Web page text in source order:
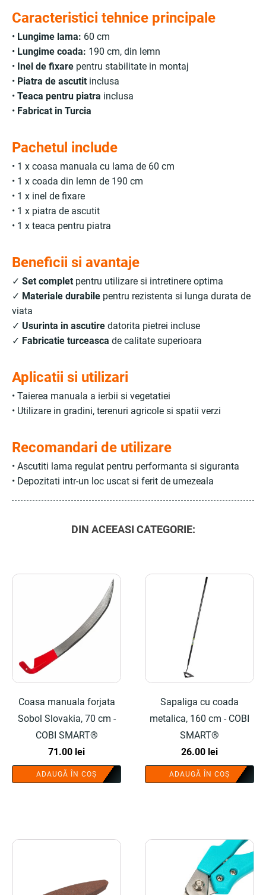
Caracteristici tehnice principale
• Lungime lama: 60 cm
• Lungime coada: 190 cm, din lemn
• Inel de fixare pentru stabilitate in montaj
• Piatra de ascutit inclusa
• Teaca pentru piatra inclusa
• Fabricat in Turcia
Pachetul include
• 1 x coasa manuala cu lama de 60 cm
• 1 x coada din lemn de 190 cm
• 1 x inel de fixare
• 1 x piatra de ascutit
• 1 x teaca pentru piatra
Beneficii si avantaje
✓ Set complet pentru utilizare si intretinere optima
✓ Materiale durabile pentru rezistenta si lunga durata de
viata
✓ Usurinta in ascutire datorita pietrei incluse
✓ Fabricatie turceasca de calitate superioara
Aplicatii si utilizari
• Taierea manuala a ierbii si vegetatiei
• Utilizare in gradini, terenuri agricole si spatii verzi
Recomandari de utilizare
• Ascutiti lama regulat pentru performanta si siguranta
• Depozitati intr-un loc uscat si ferit de umezeala
DIN ACEEASI CATEGORIE:
Coasa manuala forjata
Sobol Slovakia, 70 cm -
COBI SMART®
71.00 lei
ADAUGĂ ÎN COȘ
Sapaliga cu coada
metalica, 160 cm - COBI
SMART®
26.00 lei
ADAUGĂ ÎN COȘ